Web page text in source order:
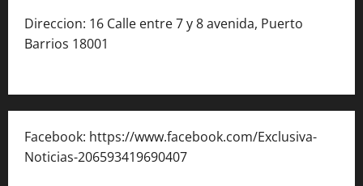
Direccion: 16 Calle entre 7 y 8 avenida, Puerto
Barrios 18001
Facebook: https://www.facebook.com/Exclusiva-
Noticias-206593419690407